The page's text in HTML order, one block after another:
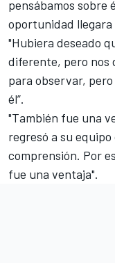
pensábamos sobre
oportunidad llegara
"Hubiera deseado
diferente, pero nos
para observar,
él”.
"También fue una
regresó a su
comprensión. Por
fue una ventaja".